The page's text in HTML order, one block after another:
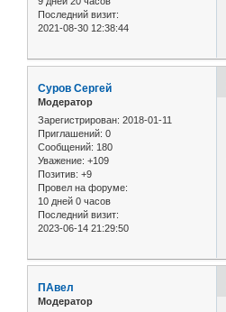
Последний визит:
2021-08-30 12:38:44
Cуров Сергей
Модератор
Зарегистрирован: 2018-01-11
Приглашений: 0
Сообщений: 180
Уважение: +109
Позитив: +9
Провел на форуме:
10 дней 0 часов
Последний визит:
2023-06-14 21:29:50
ПАвел
Модератор